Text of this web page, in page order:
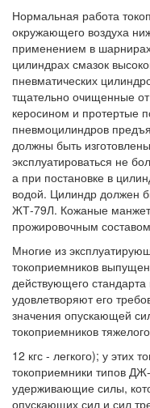
Нормальная работа
окружающего воздуха
применением в
цилиндрах смазок
пневматических
тщательно очищенные
керосином и протертые
пневмоцилиндров
должны быть
эксплуатироваться не
а при постановке в
водой. Цилиндр должен
ЖТ-79Л. Кожаные
прожировочным
Многие из
токоприемников
действующего
удовлетворяют его
значения опускающей
токоприемников
12 кгс - легкого); у этих
токоприемники типов
удерживающие силы,
опускающих сил и сил